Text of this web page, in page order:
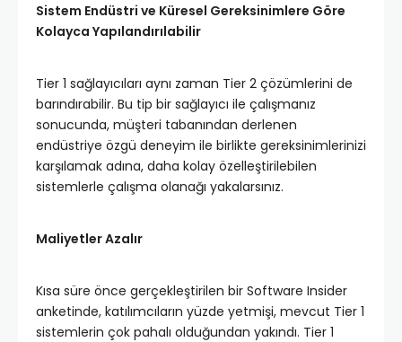
Sistem Endüstri ve Küresel Gereksinimlere Göre
Kolayca Yapılandırılabilir
Tier 1 sağlayıcıları aynı zaman Tier 2 çözümlerini de
barındırabilir. Bu tip bir sağlayıcı ile çalışmanız
sonucunda, müşteri tabanından derlenen
endüstriye özgü deneyim ile birlikte gereksinimlerinizi
karşılamak adına, daha kolay özelleştirilebilen
sistemlerle çalışma olanağı yakalarsınız.
Maliyetler Azalır
Kısa süre önce gerçekleştirilen bir Software Insider
anketinde, katılımcıların yüzde yetmişi, mevcut Tier 1
sistemlerin çok pahalı olduğundan yakındı. Tier 1